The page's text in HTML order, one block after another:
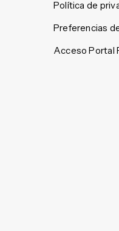
Política de
Preferencias
Acceso Portal